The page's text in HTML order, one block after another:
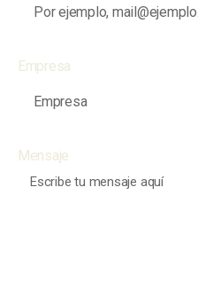
Empresa
Mensaje